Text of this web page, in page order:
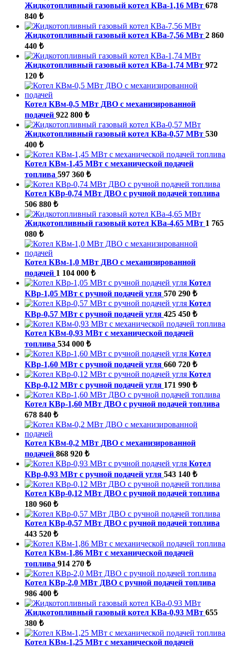
Жидкотопливный газовый котел КВа-1,16 МВт 678
840 ₺
Жидкотопливный газовый котел КВа-7,56 МВт 2 860
440 ₺
Жидкотопливный газовый котел КВа-1,74 МВт 972
120 ₺
Котел КВм-0,5 МВт ДВО с механизированной
подачей 922 800 ₺
Жидкотопливный газовый котел КВа-0,57 МВт 530
400 ₺
Котел КВм-1,45 МВт с механической подачей
топлива 597 360 ₺
Котел КВр-0,74 МВт ДВО с ручной подачей топлива
506 880 ₺
Жидкотопливный газовый котел КВа-4,65 МВт 1 765
080 ₺
Котел КВм-1,0 МВт ДВО с механизированной
подачей 1 104 000 ₺
Котел
КВр-1,05 МВт с ручной подачей угля 570 290 ₺
Котел
КВр-0,57 МВт с ручной подачей угля 425 450 ₺
Котел КВм-0,93 МВт с механической подачей
топлива 534 000 ₺
Котел
КВр-1,60 МВт с ручной подачей угля 660 720 ₺
Котел
КВр-0,12 МВт с ручной подачей угля 171 990 ₺
Котел КВр-1,60 МВт ДВО с ручной подачей топлива
678 840 ₺
Котел КВм-0,2 МВт ДВО с механизированной
подачей 868 920 ₺
Котел
КВр-0,93 МВт с ручной подачей угля 543 140 ₺
Котел КВр-0,12 МВт ДВО с ручной подачей топлива
180 960 ₺
Котел КВр-0,57 МВт ДВО с ручной подачей топлива
443 520 ₺
Котел КВм-1,86 МВт с механической подачей
топлива 914 270 ₺
Котел КВр-2,0 МВт ДВО с ручной подачей топлива
986 400 ₺
Жидкотопливный газовый котел КВа-0,93 МВт 655
380 ₺
Котел КВм-1,25 МВт с механической подачей